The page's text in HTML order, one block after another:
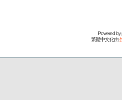
Powered by
繁體中文化由